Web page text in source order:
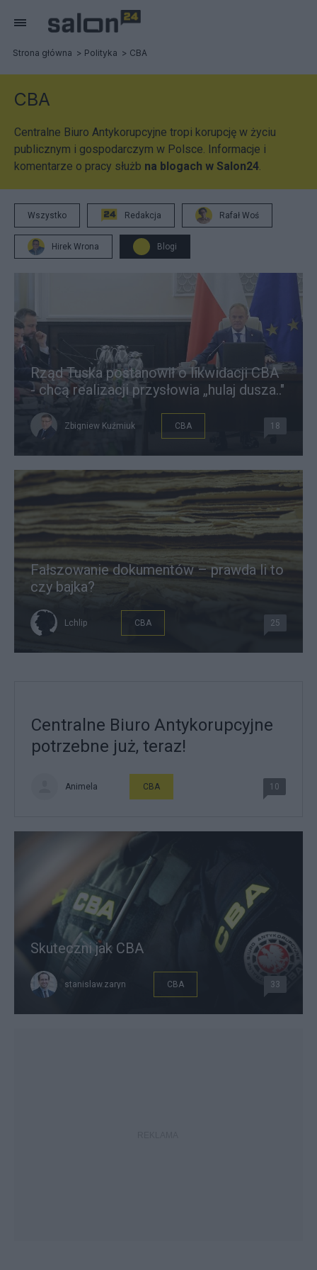
Strona główna Polityka CBA
CBA
Centralne Biuro Antykorupcyjne tropi korupcję w życiu
publicznym i gospodarczym w Polsce. Informacje i
komentarze o pracy służb na blogach w Salon24.
Wszystko Redakcja Rafał Woś
Hirek Wrona Blogi
Rząd Tuska postanowił o likwidacji CBA
- chcą realizacji przysłowia „hulaj dusza.."
Zbigniew Kuźmiuk CBA 18
Fałszowanie dokumentów – prawda li to
czy bajka?
Lchlip CBA 25
Centralne Biuro Antykorupcyjne
potrzebne już, teraz!
Animela CBA 10
Skuteczni jak CBA
stanislaw.zaryn CBA 33